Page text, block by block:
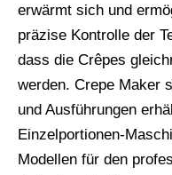
erwärmt sich und
präzise Kontrolle der
dass die Crêpes
werden. Crepe Maker
und Ausführungen
Einzelportionen-
Modellen für den